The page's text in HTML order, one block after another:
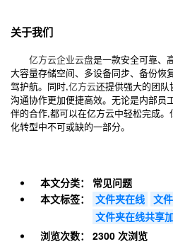
关于我们
亿方云企业云盘是一款安全可靠、
大容量存储空间、多设备同步、备份恢
驾护航。同时,亿方云还提供强大的团
沟通协作更加便捷高效。无论是内部员
伴的合作,都可以在亿方云中轻松完成。
化转型中不可或缺的一部分。
本文分类：
常见问题
本文标签：
文件夹在线 文
文件夹在线共享
浏览次数：
2300 次浏览